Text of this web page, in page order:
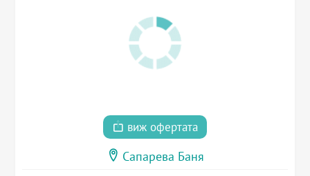
виж офертата
Сапарева Баня